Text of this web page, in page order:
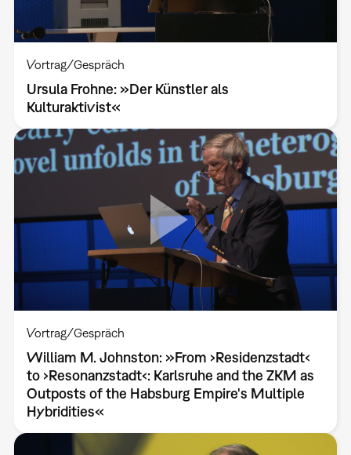
Vortrag/Gespräch
Ursula Frohne: »Der Künstler als
Kulturaktivist«
Vortrag/Gespräch
William M. Johnston: »From ›Residenzstadt‹
to ›Resonanzstadt‹: Karlsruhe and the ZKM as
Outposts of the Habsburg Empire's Multiple
Hybridities«